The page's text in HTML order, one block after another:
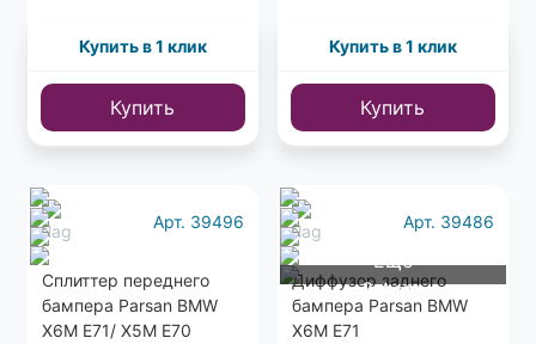
Купить в 1 клик
Купить
Купить в 1 клик
Купить
Арт. 39496
Сплиттер переднего
бампера Parsan BMW
X6M E71/ Х5М Е70
Еще
3 фото
Арт. 39486
Диффузор заднего
бампера Parsan BMW
X6M E71